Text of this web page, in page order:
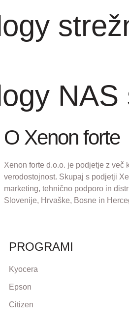
NAS
O Xenon forte
Xenon forte d.o.o. je podjetje z več
verodostojnost. Skupaj s podjetji
marketing, tehnično podporo in
Slovenije, Hrvaške, Bosne in
PROGRAMI
Kyocera
Epson
Citizen